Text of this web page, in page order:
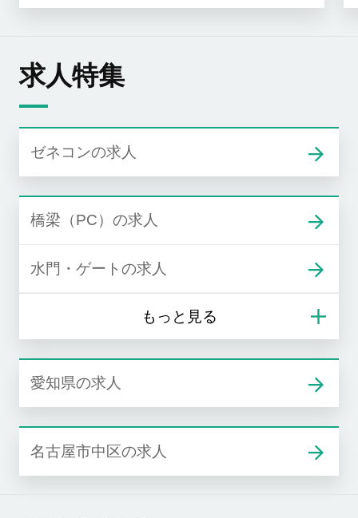
求人特集
ゼネコンの求人
橋梁（PC）の求人
水門・ゲートの求人
愛知県の求人
名古屋市中区の求人